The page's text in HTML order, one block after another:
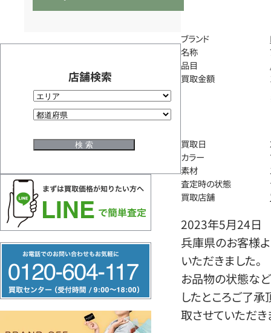
店舗検索
リ
ー
ブランド
名称
品目
買取金額
買取日
カラー
素材
査定時の状態
買取店舗
2023年5月24日
兵庫県のお客様
いただきました。
お品物の状態など
したところご了
取させていただき